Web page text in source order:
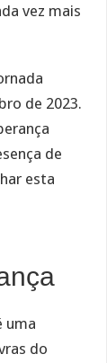
vez mais
de 2023.
de
esta
uma
do